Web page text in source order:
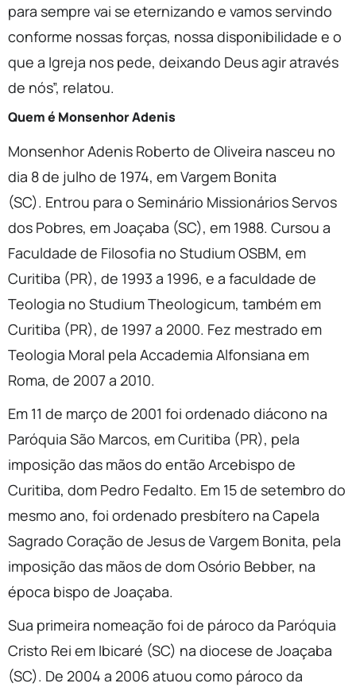
para sempre vai se eternizando e vamos servindo
conforme nossas forças, nossa disponibilidade e o
que a Igreja nos pede, deixando Deus agir através
de nós”, relatou.
Quem é Monsenhor Adenis
Monsenhor Adenis Roberto de Oliveira nasceu no
dia 8 de julho de 1974, em Vargem Bonita
(SC). Entrou para o Seminário Missionários Servos
dos Pobres, em Joaçaba (SC), em 1988. Cursou a
Faculdade de Filosofia no Studium OSBM, em
Curitiba (PR), de 1993 a 1996, e a faculdade de
Teologia no Studium Theologicum, também em
Curitiba (PR), de 1997 a 2000. Fez mestrado em
Teologia Moral pela Accademia Alfonsiana em
Roma, de 2007 a 2010.
Em 11 de março de 2001 foi ordenado diácono na
Paróquia São Marcos, em Curitiba (PR), pela
imposição das mãos do então Arcebispo de
Curitiba, dom Pedro Fedalto. Em 15 de setembro do
mesmo ano, foi ordenado presbítero na Capela
Sagrado Coração de Jesus de Vargem Bonita, pela
imposição das mãos de dom Osório Bebber, na
época bispo de Joaçaba.
Sua primeira nomeação foi de pároco da Paróquia
Cristo Rei em Ibicaré (SC) na diocese de Joaçaba
(SC). De 2004 a 2006 atuou como pároco da